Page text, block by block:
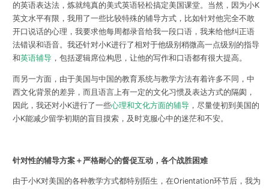
的英语表达法，炼就纯真的美式英语轻松搞定美国课堂。当然，因为小K
英文水平有限，我用了一些比较特殊的辅导方式，比如针对他完全不敢
开口说话的心理，我要求他每周都录音给我一段口语，我来给他纠正语
法错误和语音。我还针对小K进行了相对于他级别稍微高一点级别的指导
和英语辅导，包括逻辑席位构思，让他的写作和口语都有很大提高。
而另一方面，由于美国与中国的教育系统与教学方法有着许多不同，中
西文化背景的差异，而且语言上有一定的文化习惯及表达方式的隔阂，
因此，我还对小K进行了一些心理和文化方面的辅导，尽量使初到美国的
小K能减少留学初期的盲目摸索，及时克服心中的迷茫和不安。
针对性的辅导方案＋严格耐心的督促互动，各个战胜困难
由于小K对美国的各种教学方式都特别陌生，在Orientation环节后，我为